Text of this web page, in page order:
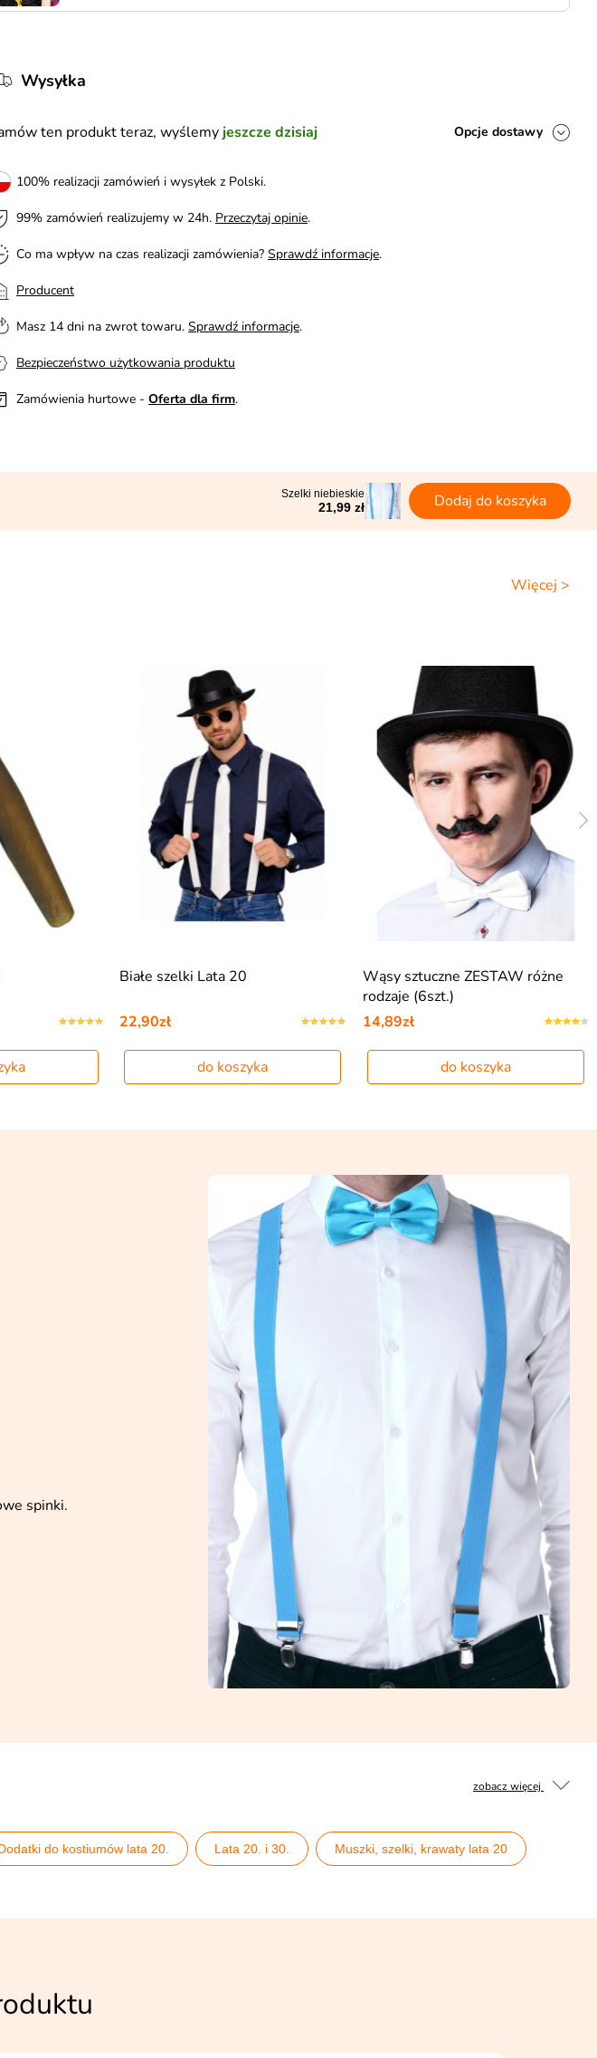
Wysyłka
ten produkt teraz, wyślemy jeszcze dzisiaj Opcje dostawy
100% realizacji zamówień i wysyłek z Polski.
99% zamówień realizujemy w 24h. Przeczytaj opinie.
Co ma wpływ na czas realizacji zamówienia? Sprawdź informacje.
Producent
Masz 14 dni na zwrot towaru. Sprawdź informacje.
Bezpieczeństwo użytkowania produktu
Zamówienia hurtowe - Oferta dla firm.
Szelki niebieskie
21,99 zł Dodaj do koszyka
Więcej >
Białe szelki Lata 20
22,90zł
do koszyka
Wąsy sztuczne ZESTAW różne
rodzaje (6szt.)
14,89zł
do koszyka
spinki.
zobacz więcej
do kostiumów lata 20. Lata 20. i 30. Muszki, szelki, krawaty lata 20